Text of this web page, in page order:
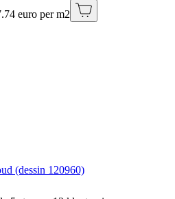
euro per m2
(dessin 120960)